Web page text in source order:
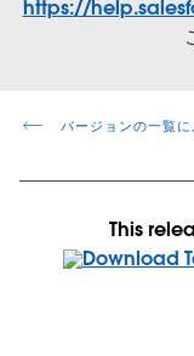
https://
バージョンの一覧に
This